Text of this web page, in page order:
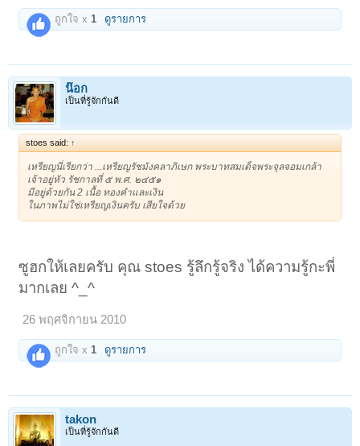
ถูกใจ x1 ดูรายการ
น๊อก
เป็นที่รู้จักกันดี
stoes said: ↑
เหรียญนี่เรียกว่า ...เหรียญรัชมังคลาภิเษก พระบาทสมเด็จพระจุลจอมเกล้า
เจ้าอยู่หัว รัชกาลที่ ๕ พ.ศ. ๒๔๕๑
มีอยู่ด้วยกัน 2 เนื้อ ทองคำและเงิน
ในภาพไม่ใช่เหรียญเงินครับ เสียใจด้วย
ซูฮกให้เลยครับ คุณ stoes รู้ลึกรู้จริง ได้ความรู้กะพี่
มากเลย ^_^
26 พฤศจิกายน 2010
ถูกใจ x1 ดูรายการ
takon
เป็นที่รู้จักกันดี